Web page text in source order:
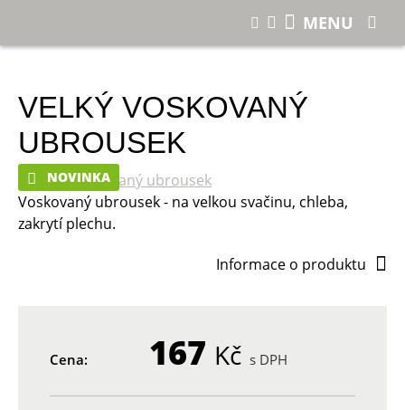
Velký voskovaný ubrousek
VELKÝ VOSKOVANÝ
UBROUSEK
NOVINKA
Voskovaný ubrousek - na velkou svačinu, chleba,
zakrytí plechu.
Informace o produktu
Cena: 167 Kč s DPH
MENU